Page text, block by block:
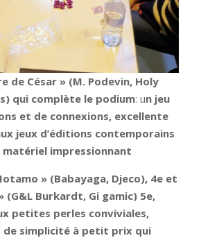
de César » (M. Podevin, Holy
qui complète le podium: un jeu
et de connexions, excellente
jeux d’éditions contemporains
matériel impressionnant
» (Babayaga, Djeco), 4e et
(G&L Burkardt, Gi gamic) 5e,
petites perles conviviales,
de simplicité à petit prix qui